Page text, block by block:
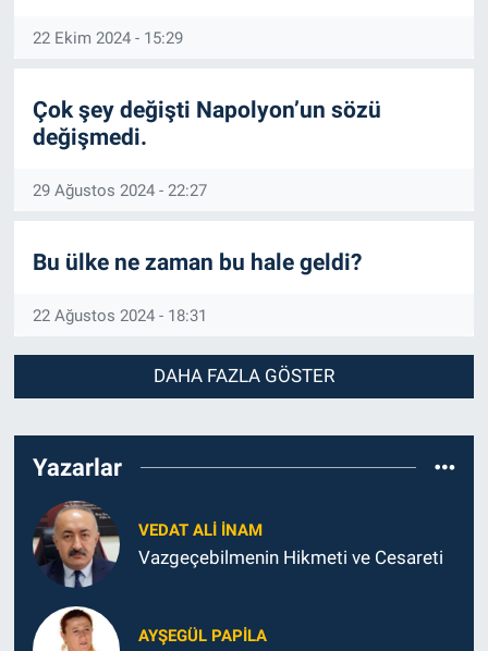
22 Ekim 2024 - 15:29
Çok şey değişti Napolyon’un sözü
değişmedi.
29 Ağustos 2024 - 22:27
Bu ülke ne zaman bu hale geldi?
22 Ağustos 2024 - 18:31
DAHA FAZLA GÖSTER
Yazarlar
VEDAT ALI İNAM
Vazgeçebilmenin Hikmeti ve Cesareti
AYŞEGÜL PAPILA